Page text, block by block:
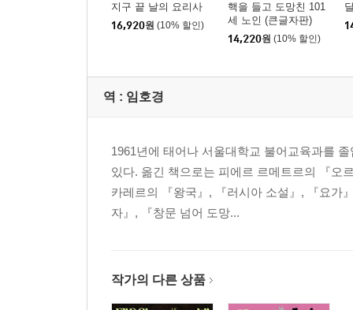
지구 끝 날의 요리사
16,920원 (10% 할인)
핵을 들고 도망친 101
세 노인 (큰글자판)
14,220원 (10% 할인)
역 : 임호경
1961년에 태어나 서울대학교 불어교육과를
있다. 옮긴 책으로는 피에르 르메트르의 『오
카레르의 『왕국』, 『러시아 소설』, 『요가
자』, 『창문 넘어 도망...
작가의 다른 상품